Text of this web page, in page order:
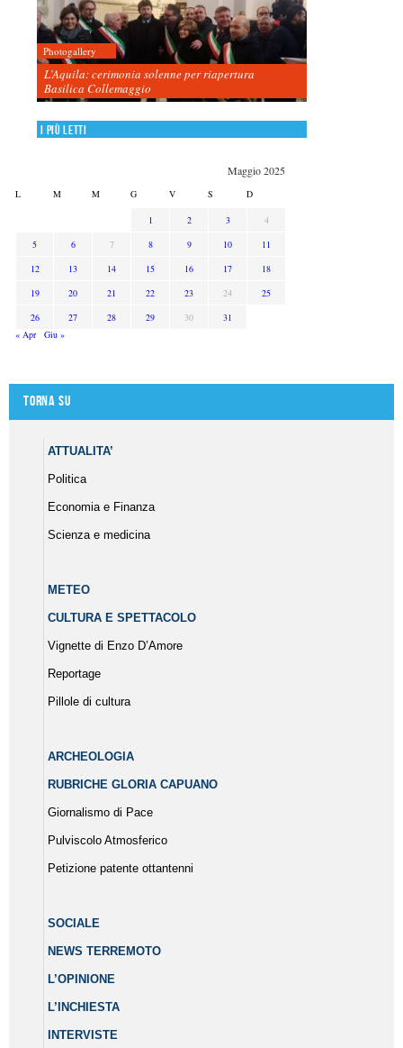
Photogallery
L’Aquila: cerimonia solenne per riapertura
Basilica Collemaggio
I più letti
Maggio 2025
L M M G V S D
1 2 3
4
5
6 7 8 9 10
11
12
13 14 15 16 17
18
19
20 21 22 23 24
25
26
27 28 29 30
31
« Apr
Giu »
Torna su
ATTUALITA’
Politica
Economia e Finanza
Scienza e medicina
METEO
CULTURA E SPETTACOLO
Vignette di Enzo D’Amore
Reportage
Pillole di cultura
ARCHEOLOGIA
RUBRICHE GLORIA CAPUANO
Giornalismo di Pace
Pulviscolo Atmosferico
Petizione patente ottantenni
SOCIALE
NEWS TERREMOTO
L’OPINIONE
L’INCHIESTA
INTERVISTE